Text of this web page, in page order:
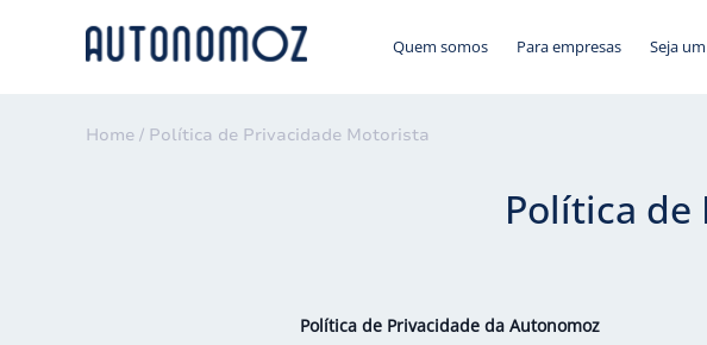
Quem somos Para empresas Seja
Home / Política de Privacidade Motorista
Política
Política de Privacidade da Autonomoz